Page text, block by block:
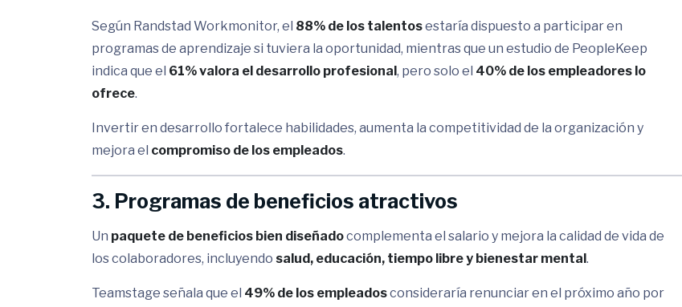
Según Randstad Workmonitor, el 88% de los talentosestaría dispuesto a participar en
programas de aprendizaje si tuviera la oportunidad, mientras que un estudio de PeopleKeep
indica que el 61% valora el desarrollo profesional, pero solo el 40% de los empleadores lo
ofrece.
Invertir en desarrollo fortalece habilidades, aumenta la competitividad de la organización y
mejora el compromiso de los empleados.
3. Programas de beneficios atractivos
Un paquete de beneficios bien diseñadocomplementa el salario y mejora la calidad de vida de
los colaboradores, incluyendo salud, educación, tiempo libre y bienestar mental.
Teamstage señala que el 49% de los empleadosconsideraría renunciar en el próximo año por